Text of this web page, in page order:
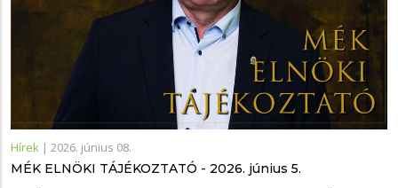
Hírek | 2026. június 08.
MÉK ELNÖKI TÁJÉKOZTATÓ - 2026. június 5.